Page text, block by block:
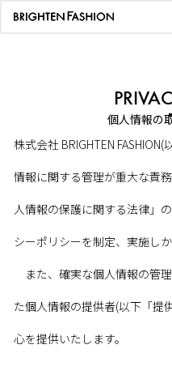
個人情報の
株式会社 BRIGHTEN
情報に関する管理が重大な責
人情報の保護に関する法律」
シーポリシーを制定、実施し
また、確実な個人情報の管
た個人情報の提供者(以下「提
心を提供いたします。